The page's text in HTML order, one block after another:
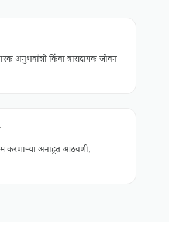
अनुभवांशी किंवा त्रासदायक जीवन
करणाऱ्या अनाहूत आठवणी,